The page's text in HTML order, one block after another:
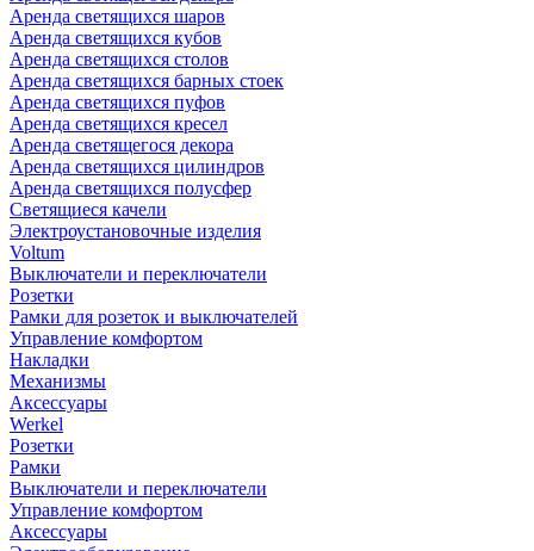
Аренда светящихся шаров
Аренда светящихся кубов
Аренда светящихся столов
Аренда светящихся барных стоек
Аренда светящихся пуфов
Аренда светящихся кресел
Аренда светящегося декора
Аренда светящихся цилиндров
Аренда светящихся полусфер
Светящиеся качели
Электроустановочные изделия
Voltum
Выключатели и переключатели
Розетки
Рамки для розеток и выключателей
Управление комфортом
Накладки
Механизмы
Аксессуары
Werkel
Розетки
Рамки
Выключатели и переключатели
Управление комфортом
Аксессуары